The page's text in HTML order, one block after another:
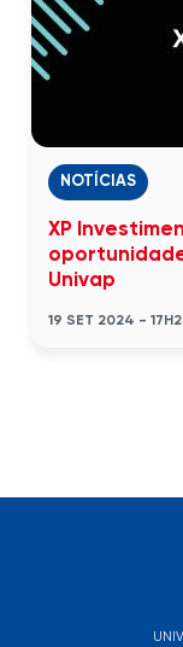
NOTÍCIAS
XP
Univap
19 SET 2024 -